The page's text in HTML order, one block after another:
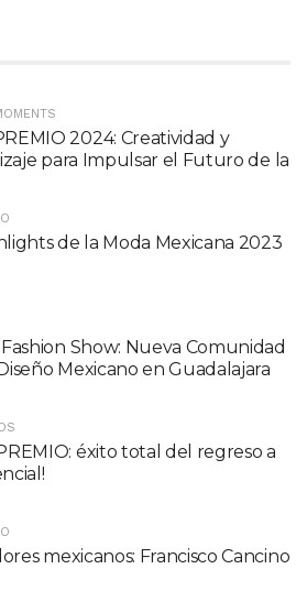
2024: Creatividad y
para Impulsar el Futuro de la
de la Moda Mexicana 2023
Show: Nueva Comunidad
Mexicano en Guadalajara
éxito total del regreso a
mexicanos: Francisco Cancino